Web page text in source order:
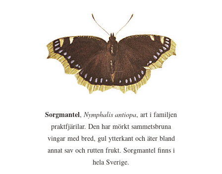
Sorgmantel, Nymphalis antiopa, art i familjen
praktfjärilar. Den har mörkt sammetsbruna
vingar med bred, gul ytterkant och äter bland
annat sav och rutten frukt. Sorgmantel finns i
hela Sverige.